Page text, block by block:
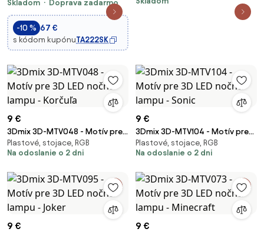
ovládanie
Skladom Doprava zadarmo
-10 % 67 €
s kódom kupónuTA222SK
9 €
3Dmix 3D-MTV048 - Motív pre
3D LED nočnú lampu - Korčuľa
Plastové, stojace, RGB
Na odoslanie o 2 dni
9 €
3Dmix 3D-MTV104 - Motív pre
3D LED nočnú lampu - Sonic
Plastové, stojace, RGB
Na odoslanie o 2 dni
9 € 9 €